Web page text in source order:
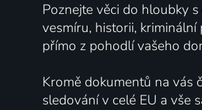
Poznejte věci do hloubky
vesmíru, historii,
přímo z pohodlí vašeho
Kromě dokumentů na vás
sledování v celé EU a vše